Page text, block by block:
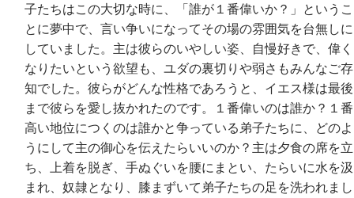
子たちはこの大切な時に、「誰が１番偉いか？」というこ
とに夢中で、言い争いになってその場の雰囲気を台無しに
していました。主は彼らのいやしい姿、自慢好きで、偉く
なりたいという欲望も、ユダの裏切りや弱さもみんなご存
知でした。彼らがどんな性格であろうと、イエス様は最後
まで彼らを愛し抜かれたのです。１番偉いのは誰か？１番
高い地位につくのは誰かと争っている弟子たちに、どのよ
うにして主の御心を伝えたらいいのか？主は夕食の席を立
ち、上着を脱ぎ、手ぬぐいを腰にまとい、たらいに水を汲
まれ、奴隷となり、膝まずいて弟子たちの足を洗われまし